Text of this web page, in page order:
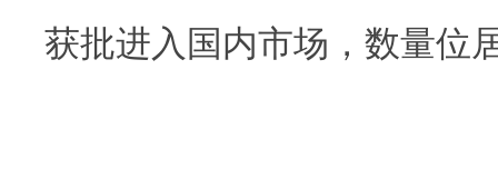
获批进入国内市场，数量位